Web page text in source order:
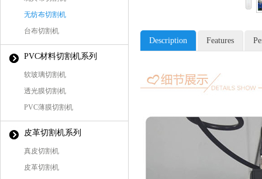
无纺布切割机
台布切割机
PVC材料切割机系列
软玻璃切割机
透光膜切割机
PVC薄膜切割机
皮革切割机系列
真皮切割机
皮革切割机
Description Features